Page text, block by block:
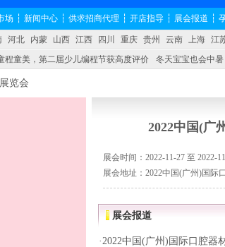
场 ┆ 新闻中心 ┆ 供求招商代理 ┆ 开店指导 ┆ 展会报道 ┆
河北 内蒙 山西 江西 四川 重庆 贵州 云南 上海 江
程童美，第二届少儿编程节获高度评价 冬天宝宝也会中暑
务转型,毕竟母婴产品比较特殊。”
2022中国(广
展会时间：2022-11-27 至 2022-
展会地址：2022中国(广州)国际
展会报道
·2022中国(广州)国际口腔器